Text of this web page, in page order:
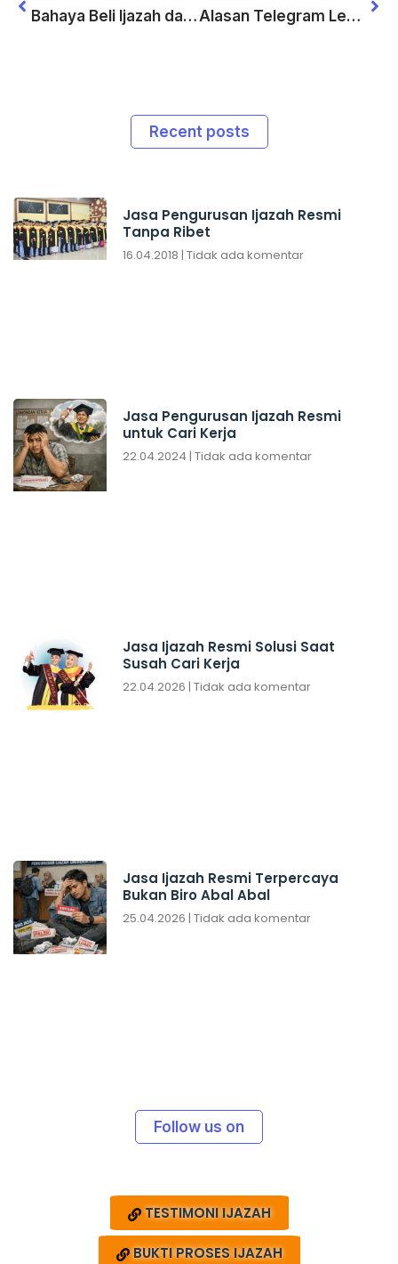
Bahaya Beli Ijazah dari Biro Jasa Abal abal Alasan Telegram Lebih Aman untuk Data Pribadi Anda
Recent posts
Jasa Pengurusan Ijazah Resmi
Tanpa Ribet
16.04.2018 Tidak ada komentar
Jasa Pengurusan Ijazah Resmi
untuk Cari Kerja
22.04.2024 Tidak ada komentar
Jasa Ijazah Resmi Solusi Saat
Susah Cari Kerja
22.04.2026 Tidak ada komentar
Jasa Ijazah Resmi Terpercaya
Bukan Biro Abal Abal
25.04.2026 Tidak ada komentar
Follow us on
TESTIMONI IJAZAH
BUKTI PROSES IJAZAH